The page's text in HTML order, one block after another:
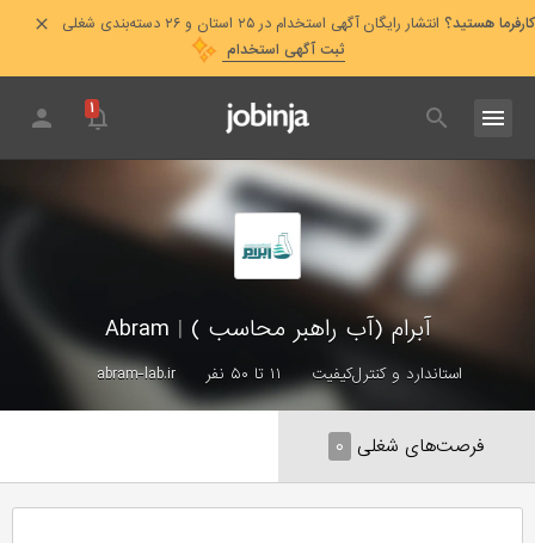
کارفرما هستید؟ انتشار رایگان آگهی استخدام در ۲۵ استان و ۲۶ دسته‌بندی شغلی
ثبت آگهی استخدام
۱
آبرام (آب راهبر محاسب ) |
Abram
استاندارد و کنترل‌کیفیت ۱۱ تا ۵۰ نفر abram-lab.ir
فرصت‌های شغلی ۰